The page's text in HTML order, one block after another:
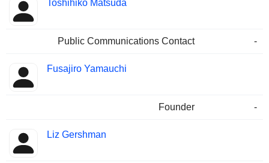
Toshihiko Matsuda
Public Communications Contact -
Fusajiro Yamauchi
Founder -
Liz Gershman